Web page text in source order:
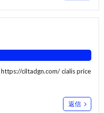
https://ciltadgn.com/cialis price
返信